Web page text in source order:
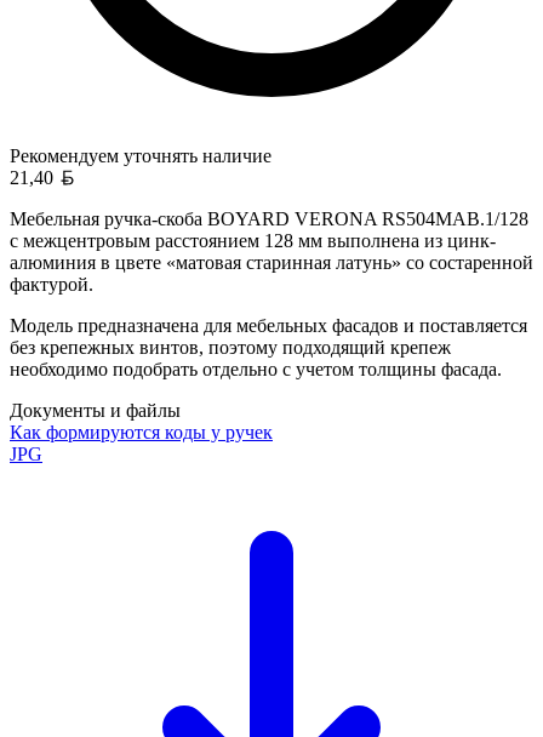
Рекомендуем уточнять наличие
21,40
Мебельная ручка-скоба BOYARD VERONA RS504MAB.1/128
с межцентровым расстоянием 128 мм выполнена из цинк-
алюминия в цвете «матовая старинная латунь» со состаренной
фактурой.
Модель предназначена для мебельных фасадов и поставляется
без крепежных винтов, поэтому подходящий крепеж
необходимо подобрать отдельно с учетом толщины фасада.
Документы и файлы
Как формируются коды у ручек
JPG